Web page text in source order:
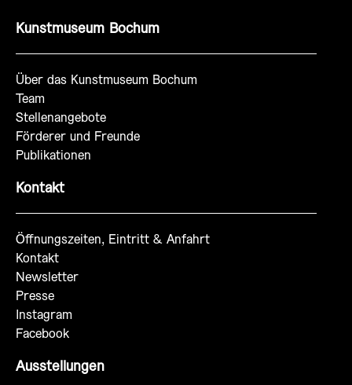
Kunstmuseum Bochum
Über das Kunstmuseum Bochum
Team
Stellenangebote
Förderer und Freunde
Publikationen
Kontakt
Öffnungszeiten, Eintritt & Anfahrt
Kontakt
Newsletter
Presse
Instagram
Facebook
Ausstellungen